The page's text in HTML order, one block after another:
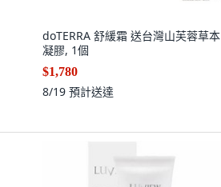
doTERRA 舒緩霜 送台灣山芙蓉草本
凝膠, 1個
$1,780
8/19 預計送達